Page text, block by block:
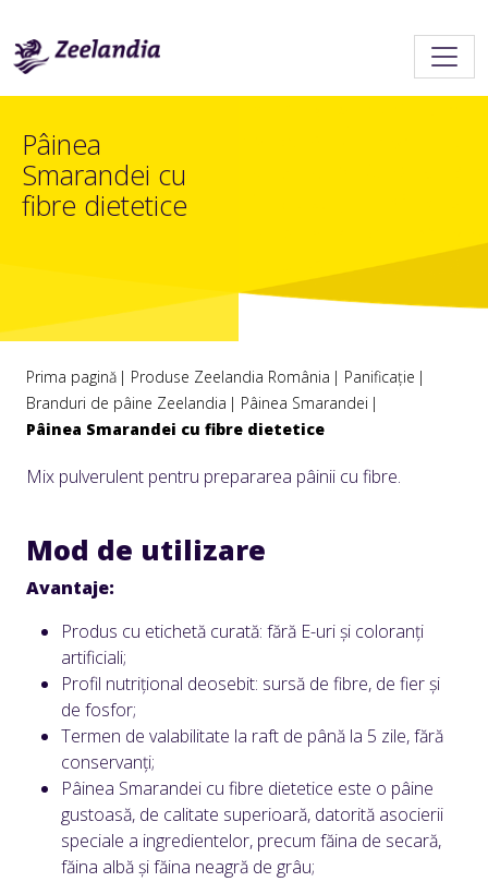
Pâinea
Smarandei cu
fibre dietetice
Prima pagină Produse Zeelandia România
Panificație
Branduri de pâine Zeelandia
Pâinea Smarandei
Pâinea Smarandei cu fibre dietetice
Mix pulverulent pentru prepararea pâinii cu fibre.
Mod de utilizare
Avantaje:
Produs cu etichetă curată: fără E-uri și coloranți
artificiali;
Profil nutrițional deosebit: sursă de fibre, de fier și
de fosfor;
Termen de valabilitate la raft de până la 5 zile, fără
conservanți;
Pâinea Smarandei cu fibre dietetice este o pâine
gustoasă, de calitate superioară, datorită asocierii
speciale a ingredientelor, precum făina de secară,
făina albă și făina neagră de grâu;